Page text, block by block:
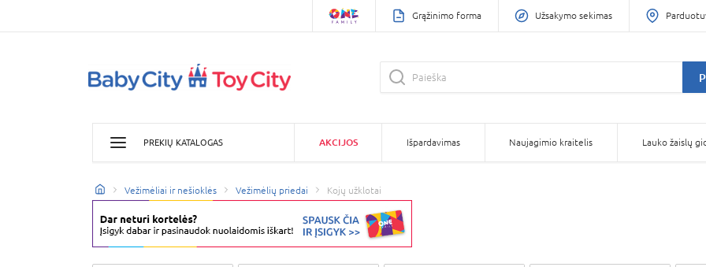
Grąžinimo forma Užsakymo sekimas
PREKIŲ KATALOGAS AKCIJOS Išpardavimas Naujagimio kraitelis Lauko žaislų
Vežimėliai ir nešioklės Vežimėlių priedai Kojų užklotai